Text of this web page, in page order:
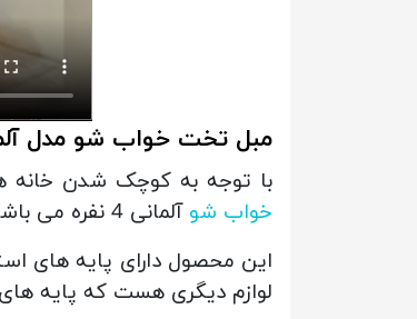
مبل تخت خواب شو مدل
با توجه به کوچک شدن خانه
خواب شو آلمانی 4 نفره می باشد و در حالت تخت امکان خوابیدن یک یا دو نفر بر روی آن است.
این محصول دارای پایه های
لوازم دیگری هست که پایه